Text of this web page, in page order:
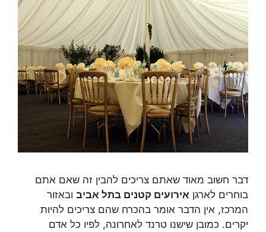
דבר חשוב מאוד שאתם צריכים להבין זה שאם אתם
בוחרים לארגן אירועים קטנים בתל אביב ובאזור
המרכז, אין הדבר אומר בהכרח שהם צריכים להיות
יקרים. כמובן שישנו טרנד לאחרונה, לפיו כל אדם